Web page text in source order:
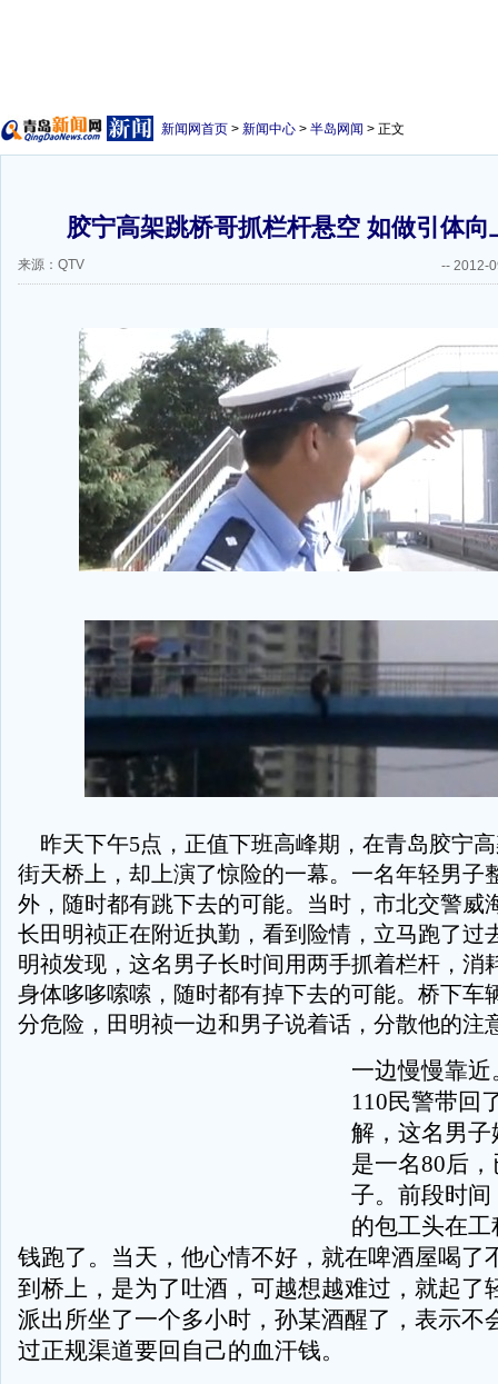
新闻网首页 > 新闻中心 > 半岛网闻 > 正文
胶宁高架跳桥哥抓栏杆悬空 如做引体向
来源：QTV -- 2012-
昨天下午5点，正值下班高峰期，在青岛胶宁
街天桥上，却上演了惊险的一幕。一名年轻男子
外，随时都有跳下去的可能。当时，市北交警威
长田明祯正在附近执勤，看到险情，立马跑了过
明祯发现，这名男子长时间用两手抓着栏杆，消
身体哆哆嗦嗦，随时都有掉下去的可能。桥下车
分危险，田明祯一边和男子说着话，分散他的注
一边慢慢靠
110民警带回
解，这名男
是一名80后
子。前段时
的包工头在
钱跑了。当天，他心情不好，就在啤酒屋喝了
到桥上，是为了吐酒，可越想越难过，就起了
派出所坐了一个多小时，孙某酒醒了，表示不
过正规渠道要回自己的血汗钱。